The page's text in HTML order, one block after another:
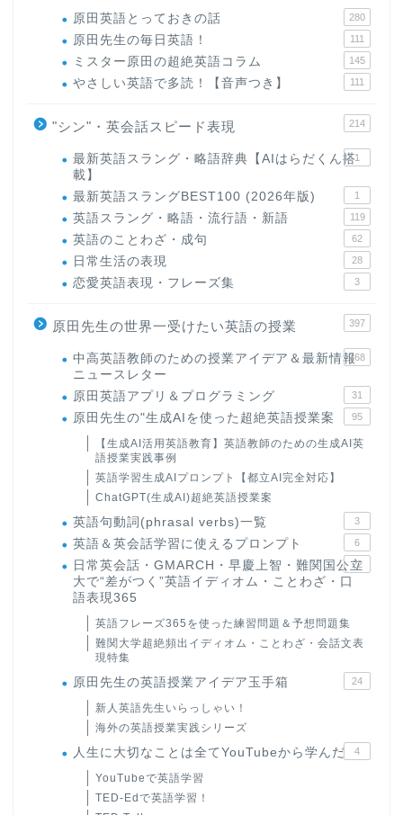
原田英語とっておきの話 280
原田先生の毎日英語！ 111
ミスター原田の超絶英語コラム 145
やさしい英語で多読！【音声つき】 111
"シン"・英会話スピード表現 214
最新英語スラング・略語辞典【AIはらだくん搭
載】
1
最新英語スラングBEST100 (2026年版) 1
英語スラング・略語・流行語・新語 119
英語のことわざ・成句 62
日常生活の表現 28
恋愛英語表現・フレーズ集 3
原田先生の世界一受けたい英語の授業 397
中高英語教師のための授業アイデア＆最新情報
ニュースレター
168
原田英語アプリ＆プログラミング 31
原田先生の"生成AIを使った超絶英語授業案 95
【生成AI活用英語教育】英語教師のための生成AI英
語授業実践事例
英語学習生成AIプロンプト【都立AI完全対応】
ChatGPT(生成AI)超絶英語授業案
英語句動詞(phrasal verbs)一覧 3
英語＆英会話学習に使えるプロンプト 6
日常英会話・GMARCH・早慶上智・難関国公立
大で“差がつく”英語イディオム・ことわざ・口
語表現365
22
英語フレーズ365を使った練習問題＆予想問題集
難関大学超絶頻出イディオム・ことわざ・会話文表
現特集
原田先生の英語授業アイデア玉手箱 24
新人英語先生いらっしゃい！
海外の英語授業実践シリーズ
人生に大切なことは全てYouTubeから学んだ 4
YouTubeで英語学習
TED-Edで英語学習！